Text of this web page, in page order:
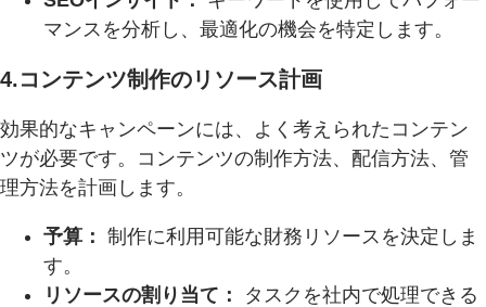
マンスを分析し、最適化の機会を特定します。
4.コンテンツ制作のリソース計画
効果的なキャンペーンには、よく考えられたコンテン
ツが必要です。コンテンツの制作方法、配信方法、管
理方法を計画します。
予算： 制作に利用可能な財務リソースを決定しま
す。
リソースの割り当て：
タスクを社内で処理できる